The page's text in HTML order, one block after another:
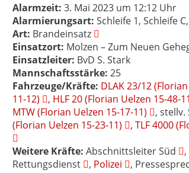
Alarmzeit: 3. Mai 2023 um 12:12 Uhr
Alarmierungsart: Schleife 1, Schleife
Art: Brandeinsatz
Einsatzort: Molzen – Zum Neuen
Einsatzleiter: BvD S. Stark
Mannschaftsstärke: 25
Fahrzeuge/Kräfte: DLAK 23/12
11-12)
, HLF 20 (Florian Uelzen 15-48-
MTW (Florian Uelzen 15-17-11)
, stellv.
(Florian Uelzen 15-23-11)
, TLF 4000
Weitere Kräfte: Abschnittsleiter Süd ,
Rettungsdienst
, Polizei ,